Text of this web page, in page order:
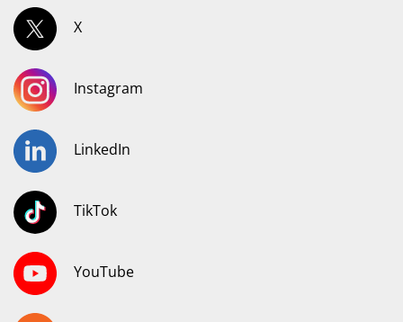
X
Instagram
LinkedIn
TikTok
YouTube